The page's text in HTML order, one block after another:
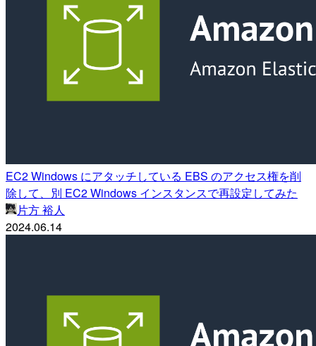
EC2 Windows にアタッチしている EBS のアクセス権を削
除して、別 EC2 Windows インスタンスで再設定してみた
片方 裕人
2024.06.14